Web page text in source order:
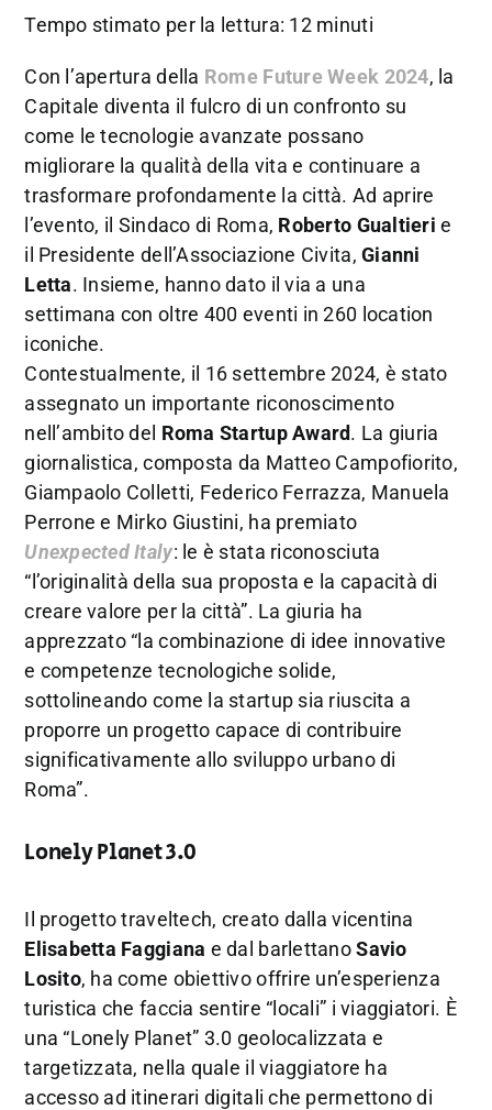
Tempo stimato per la lettura: 12 minuti
Con l’apertura della Rome Future Week 2024, la
Capitale diventa il fulcro di un confronto su
come le tecnologie avanzate possano
migliorare la qualità della vita e continuare a
trasformare profondamente la città. Ad aprire
l’evento, il Sindaco di Roma, Roberto Gualtieri e
il Presidente dell’Associazione Civita,Gianni
Letta. Insieme, hanno dato il via a una
settimana con oltre 400 eventi in 260 location
iconiche.
Contestualmente, il 16 settembre 2024, è stato
assegnato un importante riconoscimento
nell’ambito del Roma Startup Award. La giuria
giornalistica, composta da Matteo Campofiorito,
Giampaolo Colletti, Federico Ferrazza, Manuela
Perrone e Mirko Giustini, ha premiato
Unexpected Italy: le è stata riconosciuta
“l’originalità della sua proposta e la capacità di
creare valore per la città”. La giuria ha
apprezzato “la combinazione di idee innovative
e competenze tecnologiche solide,
sottolineando come la startup sia riuscita a
proporre un progetto capace di contribuire
significativamente allo sviluppo urbano di
Roma”.
Lonely Planet 3.0
Il progetto traveltech, creato dalla vicentina
Elisabetta Faggiana e dal barlettanoSavio
Losito, ha come obiettivo offrire un’esperienza
turistica che faccia sentire “locali” i viaggiatori. È
una “Lonely Planet” 3.0 geolocalizzata e
targetizzata, nella quale il viaggiatore ha
accesso ad itinerari digitali che permettono di